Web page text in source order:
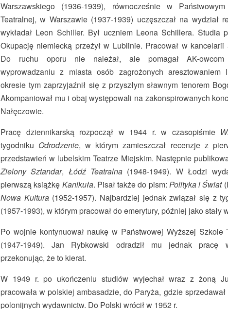
Warszawskiego (1936-1939), równocześnie w
Teatralnej, w Warszawie (1937-1939) uczęszczał na wydział
wykładał Leon Schiller. Był uczniem Leona Schillera. Studia
Okupację niemiecką przeżył w Lublinie. Pracował w
Do ruchu oporu nie należał, ale pomagał AK-
wyprowadzaniu z miasta osób zagrożonych aresztowaniem
okresie tym zaprzyjaźnił się z przyszłym sławnym tenorem
Akompaniował mu i obaj występowali na zakonspirowanych
Nałęczowie.
Pracę dziennikarską rozpoczął w 1944 r. w czasopiśmie
tygodniku Odrodzenie, w którym zamieszczał recenzje z
przedstawień w lubelskim Teatrze Miejskim. Następnie
Zielony Sztandar, Łódź Teatralna (1948-1949). W Łodzi
pierwszą książkę Kanikuła. Pisał także do pism: Polityka i Świat
Nowa Kultura(1952-1957). Najbardziej jednak związał się z
(1957-1993), w którym pracował do emerytury, później jako stały
Po wojnie kontynuował naukę w Państwowej Wyższej Szkole
(1947-1949). Jan Rybkowski odradził mu jednak pracę
przekonując, że to kierat.
W 1949 r. po ukończeniu studiów wyjechał wraz z żoną
pracowała w polskiej ambasadzie, do Paryża, gdzie
polonijnych wydawnictw. Do Polski wrócił w 1952 r.